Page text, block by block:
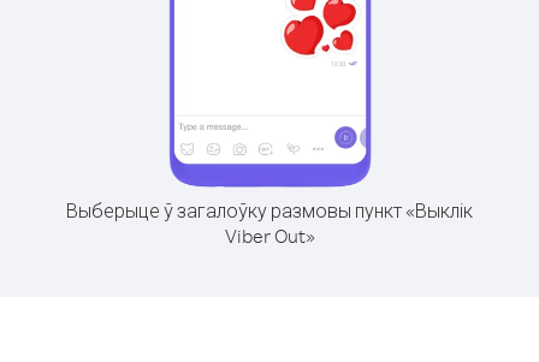
Выберыце ў загалоўку размовы пункт «Выклік
Viber Out»